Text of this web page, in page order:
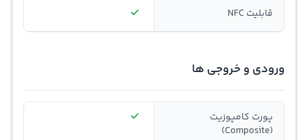
قابلیت NFC
ورودی و خروجی ها
پورت کامپوزیت
(Composite)